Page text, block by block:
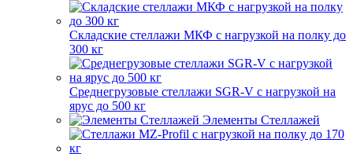
Складские стеллажи МКФ с нагрузкой на полку до
300 кг
Среднегрузовые стеллажи SGR-V с нагрузкой на
ярус до 500 кг
Элементы Стеллажей